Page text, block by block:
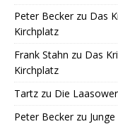
Peter Beckerzu Das
Kirchplatz
Frank Stahn zu Das
Kirchplatz
Tartz zu Die
Peter Beckerzu